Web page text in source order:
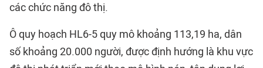
các chức năng đô thị.
Ô quy hoạch HL6-5 quy mô khoảng 113,19 ha, dân
số khoảng 20.000 người, được định hướng là khu vực